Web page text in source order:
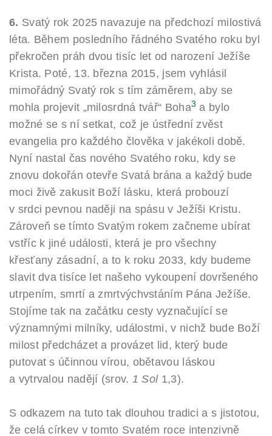
6. Svatý rok 2025 navazuje na předchozí milostivá
léta. Během posledního řádného Svatého roku byl
překročen práh dvou tisíc let od narození Ježíše
Krista. Poté, 13. března 2015, jsem vyhlásil
mimořádný Svatý rok s tím záměrem, aby se
mohla projevit „milosrdná tvář“ Boha3 a bylo
možné se s ní setkat, což je ústřední zvěst
evangelia pro každého člověka v jakékoli době.
Nyní nastal čas nového Svatého roku, kdy se
znovu dokořán otevře Svatá brána a každý bude
moci živě zakusit Boží lásku, která probouzí
v srdci pevnou naději na spásu v Ježíši Kristu.
Zároveň se tímto Svatým rokem začneme ubírat
vstříc k jiné události, která je pro všechny
křesťany zásadní, a to k roku 2033, kdy budeme
slavit dva tisíce let našeho vykoupení dovršeného
utrpením, smrtí a zmrtvýchvstáním Pána Ježíše.
Stojíme tak na začátku cesty vyznačující se
významnými milníky, událostmi, v nichž bude Boží
milost předcházet a provázet lid, který bude
putovat s účinnou vírou, obětavou láskou
a vytrvalou nadějí (srov. 1 Sol1,3).
S odkazem na tuto tak dlouhou tradici a s jistotou,
že celá církev v tomto Svatém roce intenzivně